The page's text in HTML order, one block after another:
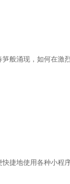
笋般涌现，如何在激
捷地使用各种小程